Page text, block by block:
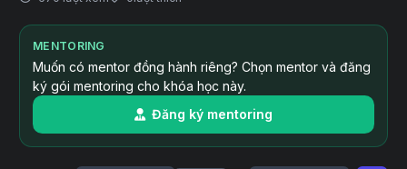
MENTORING
Muốn có mentor đồng hành riêng? Chọn mentor và đăng
ký gói mentoring cho khóa học này.
Đăng ký mentoring